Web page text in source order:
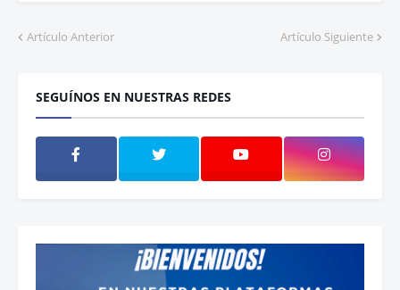
Artículo Anterior Artículo Siguiente
SEGUÍNOS EN NUESTRAS REDES